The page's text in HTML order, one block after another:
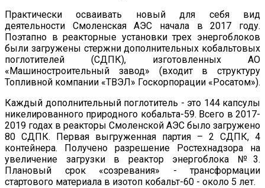
Практически осваивать новый для себя вид
деятельности Смоленская АЭС начала в 2017 году.
Поэтапно в реакторные установки трех энергоблоков
были загружены стержни дополнительных кобальтовых
поглотителей (СДПК), изготовленных АО
«Машиностроительный завод» (входит в структуру
Топливной компании «ТВЭЛ» Госкорпорации «Росатом»).
Каждый дополнительный поглотитель - это 144 капсулы
никелированного природного кобальта-59. Всего в 2017-
2019 годах в реакторы Смоленской АЭС было загружено
80 СДПК. Первая выгруженная партия – 2 СДПК, 4
контейнера. Получено разрешение Ростехнадзора на
увеличение загрузки в реактор энергоблока №3.
Плановый срок «созревания» - трансформации
стартового материала в изотоп кобальт-60 - около 5 лет.